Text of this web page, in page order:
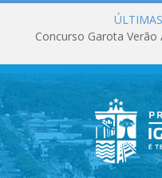
Concurso Garota